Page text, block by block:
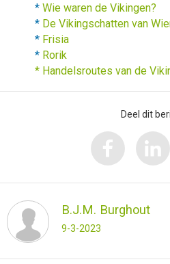
* Wie waren de Vikingen?
* De Vikingschatten van
* Frisia
* Rorik
* Handelsroutes van de
Deel dit
B.J.M. Burghout
9-3-2023